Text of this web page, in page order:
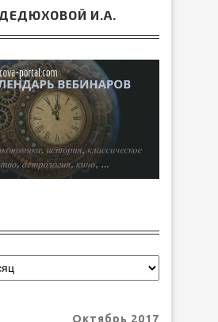
И.А.
Октябрь 2017